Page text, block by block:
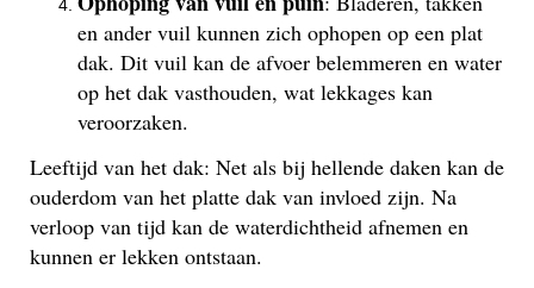
en ander vuil kunnen zich ophopen op een plat
dak. Dit vuil kan de afvoer belemmeren en water
op het dak vasthouden, wat lekkages kan
veroorzaken.
Leeftijd van het dak: Net als bij hellende daken kan de
ouderdom van het platte dak van invloed zijn. Na
verloop van tijd kan de waterdichtheid afnemen en
kunnen er lekken ontstaan.